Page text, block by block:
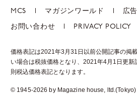
MCS マガジンワールド 広
お問い合わせ PRIVACY POLICY
価格表記は2021年3月31日以前公開記事の掲
い場合は税抜価格となり、2021年4月1日更新
則税込価格表記となります。
© 1945-2026 by Magazine house, ltd.(Tokyo)